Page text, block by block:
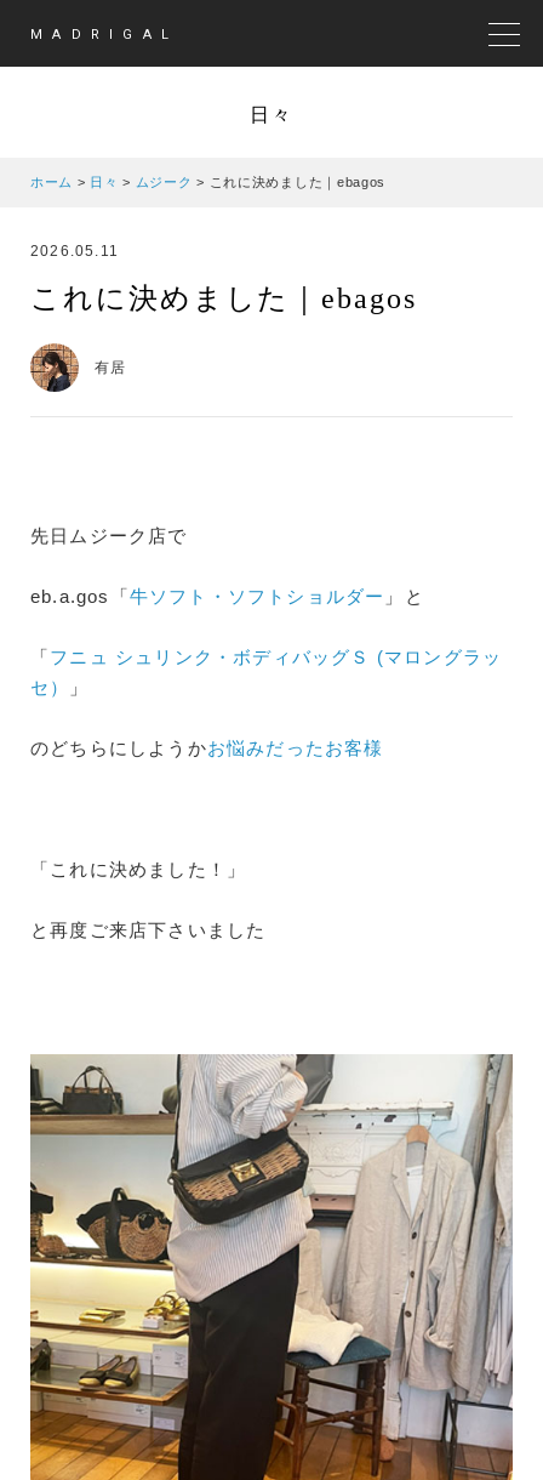
MADRIGAL
日々
ホーム > 日々 > ムジーク > これに決めました｜ebagos
2026.05.11
これに決めました｜ebagos
有居
先日ムジーク店で
eb.a.gos「牛ソフト・ソフトショルダー 」と
「フニュ シュリンク・ボディバッグＳ (マロングラッ
セ）
」
のどちらにしようかお悩みだったお客様
「これに決めました！」
と再度ご来店下さいました